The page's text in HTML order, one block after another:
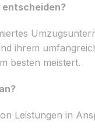
ihrem
besten meistert.
Leistungen in